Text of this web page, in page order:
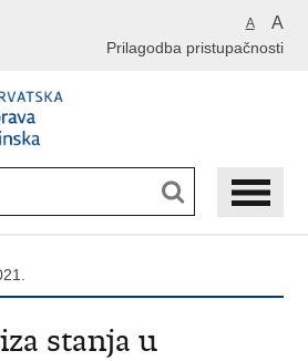
A A
Prilagodba pristupačnosti
stanja u